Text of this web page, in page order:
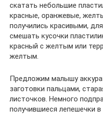
скатать небольшие
красные, оранжевые,
получились красивыми,
смешать кусочки
красный с желтым или
желтым.
Предложим малышу
заготовки пальцами,
листочков. Немного
получившиеся лепешечки